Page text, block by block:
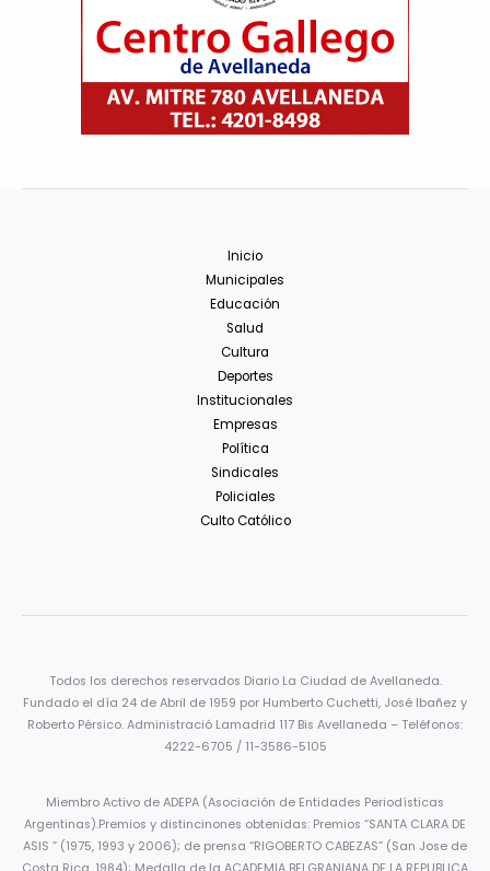
Inicio
Municipales
Educación
Salud
Cultura
Deportes
Institucionales
Empresas
Política
Sindicales
Policiales
Culto Católico
Todos los derechos reservados Diario La Ciudad de Avellaneda.
Fundado el día 24 de Abril de 1959 por Humberto Cuchetti, José Ibañez y
Roberto Pérsico. Administració Lamadrid 117 Bis Avellaneda – Teléfonos:
4222-6705 / 11-3586-5105
Miembro Activo de ADEPA (Asociación de Entidades Periodísticas
Argentinas).Premios y distincinones obtenidas: Premios “SANTA CLARA DE
ASIS ” (1975, 1993 y 2006); de prensa “RIGOBERTO CABEZAS” (San Jose de